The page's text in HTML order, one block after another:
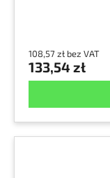
108,57 zł bez VAT
133,54 zł